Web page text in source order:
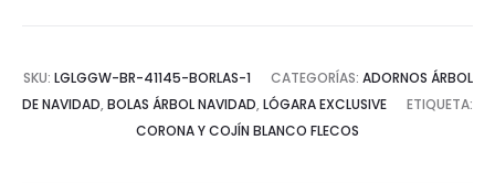
SKU: LGLGGW-BR-41145-BORLAS-1 CATEGORÍAS: ADORNOS ÁRBOL
DE NAVIDAD, BOLAS ÁRBOL NAVIDAD, LÓGARA EXCLUSIVE
ETIQUETA:
CORONA Y COJÍN BLANCO FLECOS